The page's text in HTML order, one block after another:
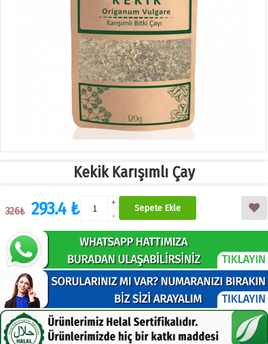
Kekik Karışımlı Çay
326₺ 293.4 ₺
+
-
Sepete Ekle